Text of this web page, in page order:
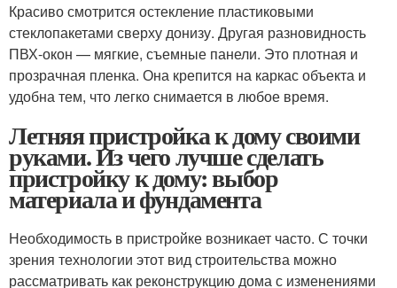
Красиво смотрится остекление пластиковыми
стеклопакетами сверху донизу. Другая разновидность
ПВХ-окон — мягкие, съемные панели. Это плотная и
прозрачная пленка. Она крепится на каркас объекта и
удобна тем, что легко снимается в любое время.
Летняя пристройка к дому своими
руками. Из чего лучше сделать
пристройку к дому: выбор
материала и фундамента
Необходимость в пристройке возникает часто. С точки
зрения технологии этот вид строительства можно
рассматривать как реконструкцию дома с изменениями